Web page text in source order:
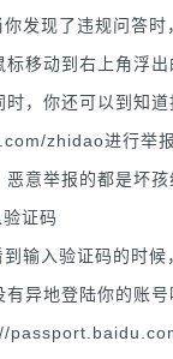
发现了违规问答时
标移动到右上角浮
，你还可以到知道
zhidao进行举
意举报的都是坏孩
证码
输入验证码的时
有异地登陆你的账